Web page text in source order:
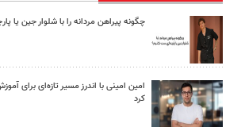
چگونه پیراهن مردانه را با شلوار جین یا
امین امینی با اندرز مسیر تازه‌ای برای
کرد